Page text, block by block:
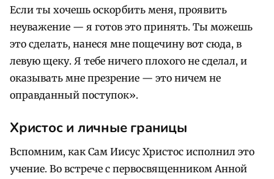
Если ты хочешь оскорбить меня, проявить
неуважение — я готов это принять. Ты можешь
это сделать, нанеся мне пощечину вот сюда, в
левую щеку. Я тебе ничего плохого не сделал, и
оказывать мне презрение — это ничем не
оправданный поступок».
Христос и личные границы
Вспомним, как Сам Иисус Христос исполнил это
учение. Во встрече с первосвященником Анной